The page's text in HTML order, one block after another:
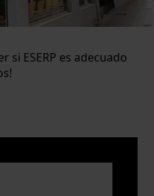
si ESERP es adecuado